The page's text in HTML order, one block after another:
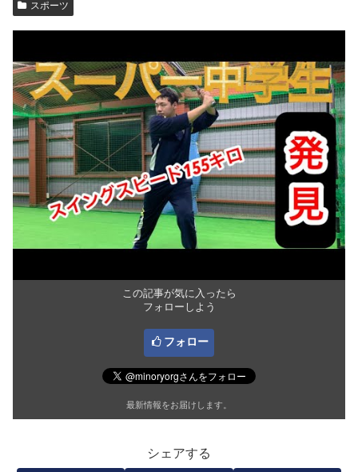
スポーツ
この記事が気に入ったら
フォローしよう
フォロー
最新情報をお届けします。
シェアする